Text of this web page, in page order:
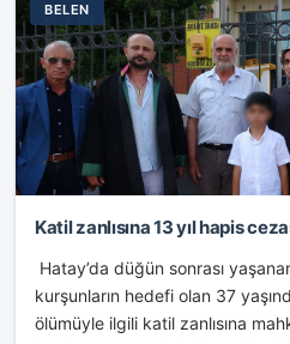
BELEN
Katil zanlısına 13 yıl hapis
Hatay’da düğün sonrası
kurşunların hedefi olan 37
ölümüyle ilgili katil zanlısına